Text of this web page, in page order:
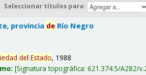
Seleccionar títulos para:
provincia de Río Negro
delEstado, 1988
Signatura topográfica:621.374.5/A282/